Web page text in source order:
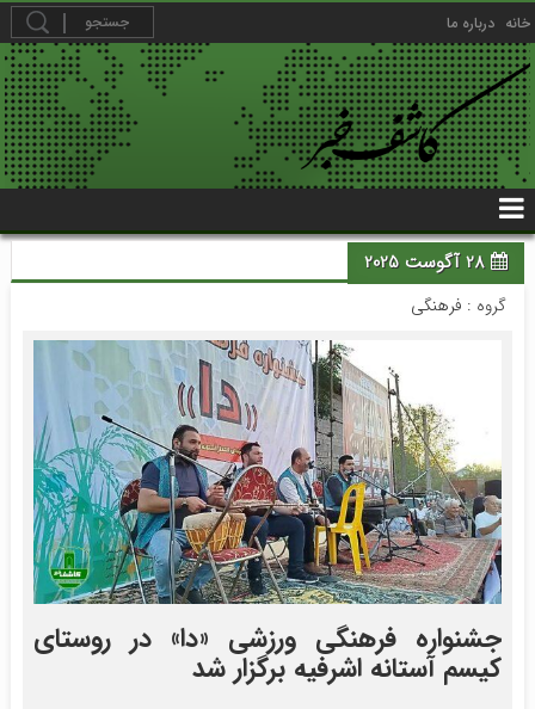
خانه درباره ما
28 آگوست 2025
گروه : فرهنگی
جشنواره فرهنگی ورزشی «دا» در روستای
کیسم آستانه اشرفیه برگزار شد